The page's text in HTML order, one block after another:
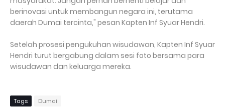
berinovasi untuk membangun negara ini, terutama
daerah Dumai tercinta," pesan Kapten Inf Syuar Hendri.
Setelah prosesi pengukuhan wisudawan, Kapten Inf Syuar
Hendri turut bergabung dalam sesi foto bersama para
wisudawan dan keluarga mereka.
Tags Dumai